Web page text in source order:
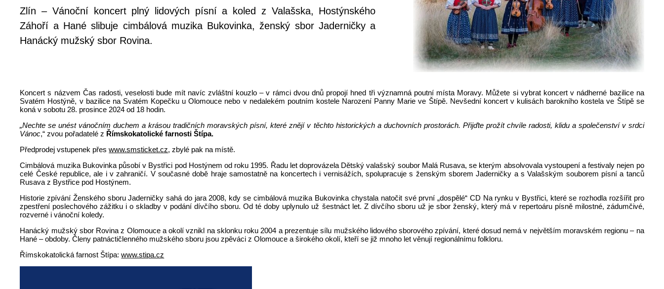
Zlín – Vánoční koncert plný lidových písní a koled z Valašska, Hostýnského
Záhoří a Hané slibuje cimbálová muzika Bukovinka, ženský sbor Jaderničky a
Hanácký mužský sbor Rovina.
Koncert s názvem Čas radosti, veselosti bude mít navíc zvláštní kouzlo – v rámci dvou dnů propojí hned tři významná poutní místa Moravy. Můžete si vybrat koncert v nádherné bazilice na
Svatém Hostýně, v bazilice na Svatém Kopečku u Olomouce nebo v nedalekém poutním kostele Narození Panny Marie ve Štípě. Nevšední koncert v kulisách barokního kostela ve Štípě se
koná v sobotu 28. prosince 2024 od 18 hodin.
„Nechte se unést vánočním duchem a krásou tradičních moravských písní, které znějí v těchto historických a duchovních prostorách. Přijďte prožít chvíle radosti, klidu a společenství v srdci
Vánoc,“ zvou pořadatelé z Římskokatolické farnosti Štípa.
Předprodej vstupenek přeswww.smsticket.cz, zbylé pak na místě.
Cimbálová muzika Bukovinka působí v Bystřici pod Hostýnem od roku 1995. Řadu let doprovázela Dětský valašský soubor Malá Rusava, se kterým absolvovala vystoupení a festivaly nejen po
celé České republice, ale i v zahraničí. V současné době hraje samostatně na koncertech i vernisážích, spolupracuje s ženským sborem Jaderničky a s Valašským souborem písní a tanců
Rusava z Bystřice pod Hostýnem.
Historie zpívání Ženského sboru Jaderničky sahá do jara 2008, kdy se cimbálová muzika Bukovinka chystala natočit své první „dospělé“ CD Na rynku v Bystřici, které se rozhodla rozšířit pro
zpestření poslechového zážitku i o skladby v podání dívčího sboru. Od té doby uplynulo už šestnáct let. Z dívčího sboru už je sbor ženský, který má v repertoáru písně milostné, zádumčivé,
rozverné i vánoční koledy.
Hanácký mužský sbor Rovina z Olomouce a okolí vznikl na sklonku roku 2004 a prezentuje sílu mužského lidového sborového zpívání, které dosud nemá v největším moravském regionu – na
Hané – obdoby. Členy patnáctičlenného mužského sboru jsou zpěváci z Olomouce a širokého okolí, kteří se již mnoho let věnují regionálnímu folkloru.
Římskokatolická farnost Štípa:www.stipa.cz